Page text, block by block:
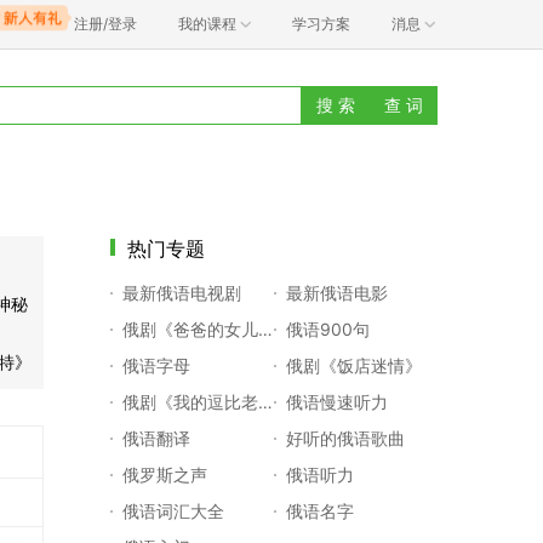
注册/登录 我的课程 学习方案 消息
搜 索 查 词
秘
》
热门专题
最新俄语电视剧
最新俄语电影
俄剧《爸爸的女儿们》
俄语900句
俄语字母
俄剧《饭店迷情》
俄剧《我的逗比老师》
俄语慢速听力
俄语翻译
好听的俄语歌曲
俄罗斯之声
俄语听力
俄语词汇大全
俄语名字